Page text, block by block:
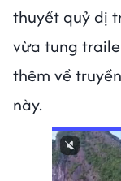
thuyết quỷ dị
vừa tung
thêm về
này.